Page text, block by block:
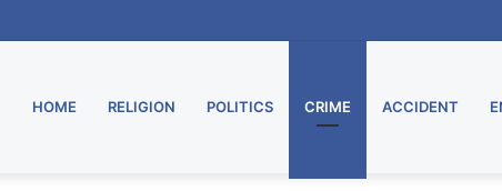
HOME RELIGION POLITICS CRIME ACCIDENT